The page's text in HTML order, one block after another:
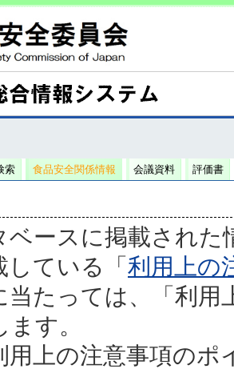
索 食品安全関係情報 会議資料 評価書
ベースに掲載された
している「利用上の
当たっては、「利
す。
用上の注意事項の